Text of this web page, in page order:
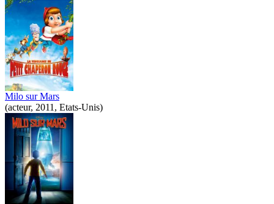
Milo sur Mars
(acteur, 2011, Etats-Unis)